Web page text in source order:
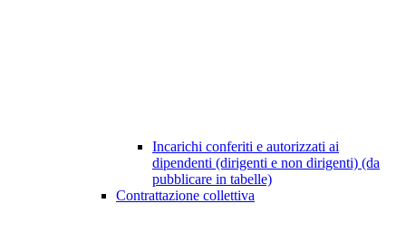
Incarichi conferiti e autorizzati ai
dipendenti (dirigenti e non dirigenti) (da
pubblicare in tabelle)
Contrattazione collettiva